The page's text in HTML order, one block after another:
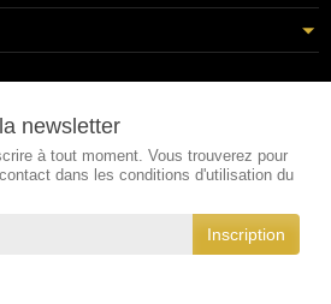
newsletter
à tout moment. Vous trouverez pour
dans les conditions d'utilisation du